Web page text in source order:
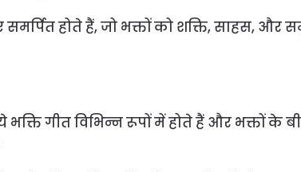
होते हैं, जो भक्तों को शक्ति, साहस, और
भक्ति गीत विभिन्न रूपों में होते हैं और भक्तों के